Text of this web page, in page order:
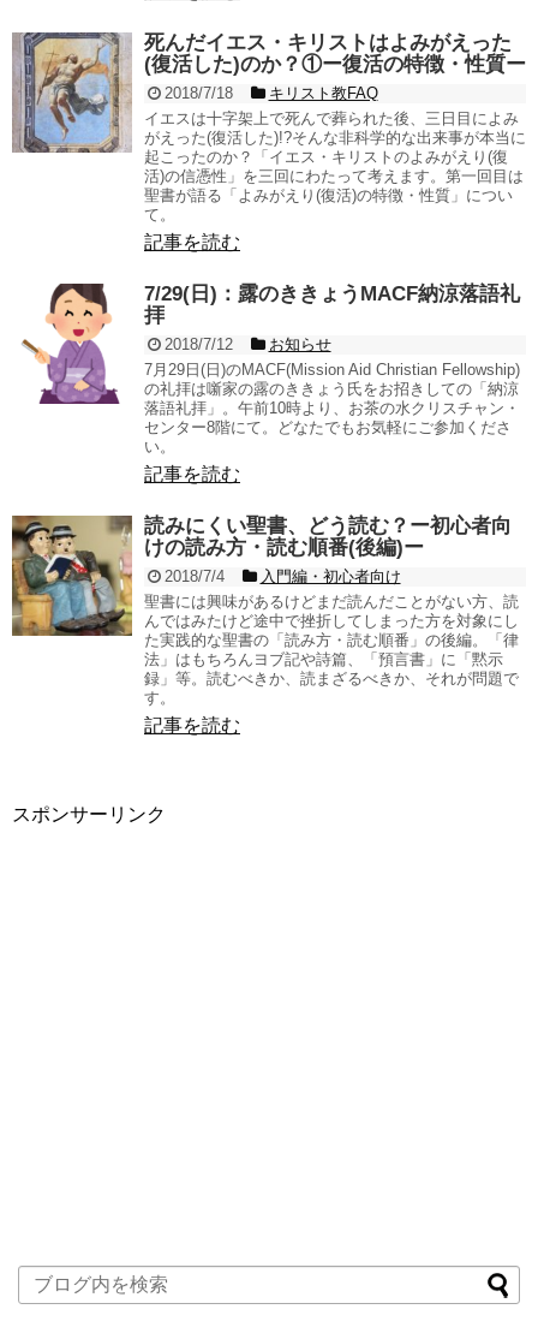
死んだイエス・キリストはよみがえった
(復活した)のか？①ー復活の特徴・性質ー
2018/7/18
キリスト教FAQ
イエスは十字架上で死んで葬られた後、三日目によみ
がえった(復活した)!?そんな非科学的な出来事が本当に
起こったのか？「イエス・キリストのよみがえり(復
活)の信憑性」を三回にわたって考えます。第一回目は
聖書が語る「よみがえり(復活)の特徴・性質」につい
て。
記事を読む
7/29(日)：露のききょうMACF納涼落語礼
拝
2018/7/12
お知らせ
7月29日(日)のMACF(Mission Aid Christian Fellowship)
の礼拝は噺家の露のききょう氏をお招きしての「納涼
落語礼拝」。午前10時より、お茶の水クリスチャン・
センター8階にて。どなたでもお気軽にご参加くださ
い。
記事を読む
読みにくい聖書、どう読む？ー初心者向
けの読み方・読む順番(後編)ー
2018/7/4
入門編・初心者向け
聖書には興味があるけどまだ読んだことがない方、読
んではみたけど途中で挫折してしまった方を対象にし
た実践的な聖書の「読み方・読む順番」の後編。「律
法」はもちろんヨブ記や詩篇、「預言書」に「黙示
録」等。読むべきか、読まざるべきか、それが問題で
す。
記事を読む
スポンサーリンク